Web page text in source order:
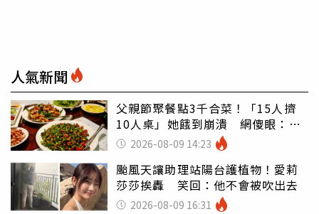
人氣新聞
父親節聚餐點3千合菜！「15人擠
10人桌」她餓到崩潰 網傻眼：讓
店家看笑話
2026-08-09 14:23
颱風天讓助理站陽台護植物！愛莉
莎莎挨轟 笑回：他不會被吹出去
2026-08-09 16:31